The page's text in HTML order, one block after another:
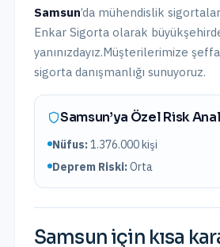
Samsun’da mühendislik
Enkar Sigorta olarak
yanınızdayız.Müşterilerimize
sigorta danışmanlığı sunuyoruz.
Samsun’ya Özel Risk
Nüfus:1.376.000kişi
Deprem Riski:Orta
Samsun için kısa